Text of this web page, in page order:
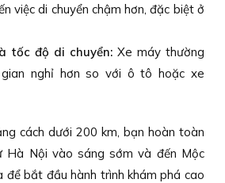
việc di chuyển chậm hơn, đặc biệt ở
tốc độ di chuyển:Xe máy thường
gian nghỉ hơn so với ô tô hoặc xe
cách dưới 200 km, bạn hoàn toàn
Nội vào sáng sớm và đến Mộc
để bắt đầu hành trình khám phá cao